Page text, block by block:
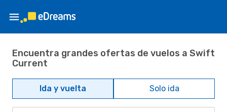
Encuentra grandes ofertas de vuelos a Swift
Current
Ida y vuelta Solo ida